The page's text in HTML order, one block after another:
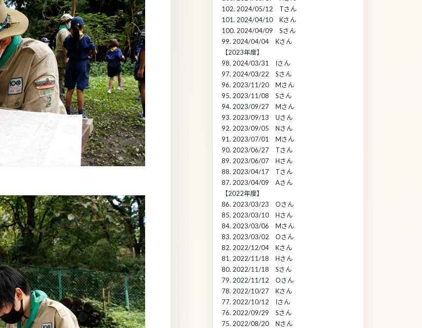
102. 2024/05/12 Tさん
101. 2024/04/10 Kさん
100. 2024/04/09 Sさん
99. 2024/04/04 Kさん
【2023年度】
98. 2024/03/31 Iさん
97. 2024/03/22 Sさん
96. 2023/11/20 Mさん
95. 2023/11/08 Sさん
94. 2023/09/27 Mさん
93. 2023/09/13 Uさん
92. 2023/09/05 Nさん
91. 2023/07/01 Mさん
90. 2023/06/27 Tさん
89. 2023/06/07 Hさん
88. 2023/04/17 Tさん
87. 2023/04/09 Aさん
【2022年度】
86. 2023/03/23 Oさん
85. 2023/03/10 Hさん
84. 2023/03/06 Mさん
83. 2023/03/02 Oさん
82. 2022/12/04 Kさん
81. 2022/11/18 Hさん
80. 2022/11/18 Sさん
79. 2022/11/12 Oさん
78. 2022/10/27 Kさん
77. 2022/10/12 Iさん
76. 2022/09/29 Sさん
75. 2022/08/20 Nさん